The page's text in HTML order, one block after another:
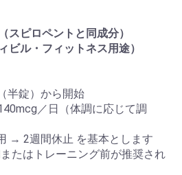
スピロペントと同成分）
ビル・フィットネス用途）
半錠）から開始
／日（体調に応じて調
→ 2週間休止 を基本とします
たはトレーニング前が推奨され